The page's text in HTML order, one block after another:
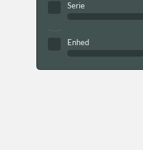
Serie
Enhed